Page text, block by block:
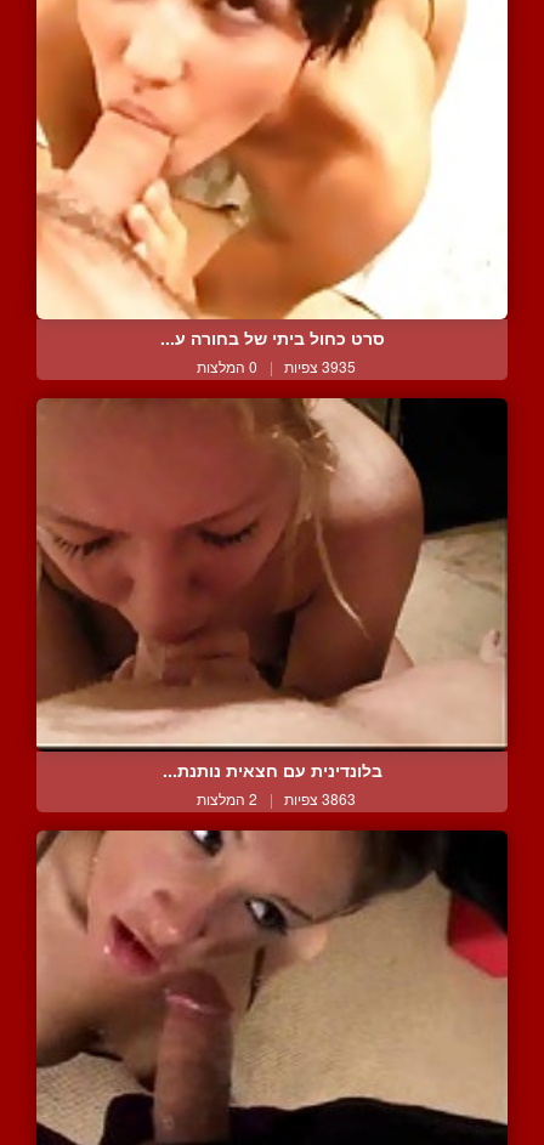
סרט כחול ביתי של בחורה ע...
3935 צפיות | 0 המלצות
בלונדינית עם חצאית נותנת...
3863 צפיות | 2 המלצות